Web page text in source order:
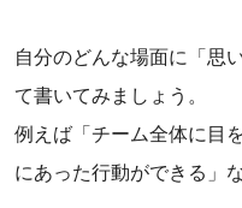
自分のどんな場面に「思
て書いてみましょう。
例えば「チーム全体に目
にあった行動ができる」